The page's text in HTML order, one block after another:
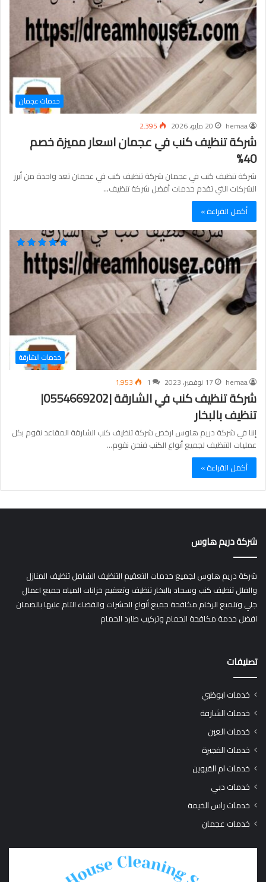
خدمات عجمان
hemaa
20 مايو، 2026 2٬395
شركة تنظيف كنب في عجمان اسعار مميزة خصم
40%
شركة تنظيف كنب في عجمان شركة تنظيف كنب في عجمان تعد واحدة من أبرز
الشركات التي تقدم خدمات أفضل شركة تنظيف…
أكمل القراءة »
خدمات الشارقة
hemaa
17 نوفمبر، 2023 1 1٬953
شركة تنظيف كنب في الشارقة |0554669202|
تنظيف بالبخار
إننا في شركة دريم هاوس ارخص شركة تنظيف كنب الشارقة المقاعد نقوم بكل
عمليات التنظيف لجميع أنواع الكنب فنحن نقوم…
أكمل القراءة »
شركة دريم هاوس
شركة دريم هاوس لجميع خدمات التعقيم التنظيف الشامل تنظيف المنازل
والفلل تنظيف كنب وسجاد بالبخار تنظيف وتعقيم خزانات المياه جميع اعمال
جلي وتلميع الرخام مكافحة جميع أنواع الحشرات والقضاء التام عليها بالضمان
افضل خدمة مكافحة الحمام وتركيب طارد الحمام
تصنيفات
خدمات ابوظبي
خدمات الشارقة
خدمات العين
خدمات الفجيرة
خدمات ام القيوين
خدمات دبي
خدمات راس الخيمة
خدمات عجمان